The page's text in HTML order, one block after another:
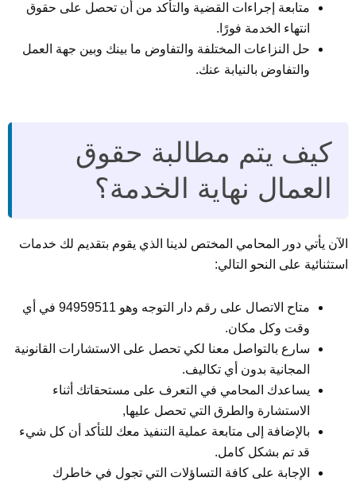
متابعة إجراءات القضية والتأكد من أن تحصل على حقوق
انتهاء الخدمة فورًا.
حل النزاعات المختلفة والتفاوض ما بينك وبين جهة العمل
والتفاوض بالنيابة عنك.
كيف يتم مطالبة حقوق
العمال نهاية الخدمة؟
الآن يأتي دور المحامي المختص لدينا الذي يقوم بتقديم لك خدمات
استثنائية على النحو التالي:
متاح الاتصال على رقم دار التوجه وهو 94959511 في أي
وقت وكل مكان.
سارع بالتواصل معنا لكي تحصل على الاستشارات القانونية
المجانية بدون أي تكاليف.
يساعدك المحامي في التعرف على مستحقاتك أثناء
الاستشارة والطرق التي تحصل عليها,
بالإضافة إلى متابعة عملية التنفيذ معك للتأكد أن كل شيء
قد تم بشكل كامل.
الإجابة على كافة التساؤلات التي تجول في خاطرك